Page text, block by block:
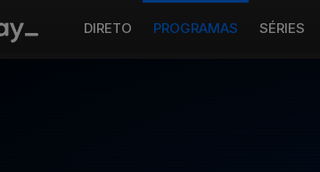
DIRETO PROGRAMAS SÉRIES